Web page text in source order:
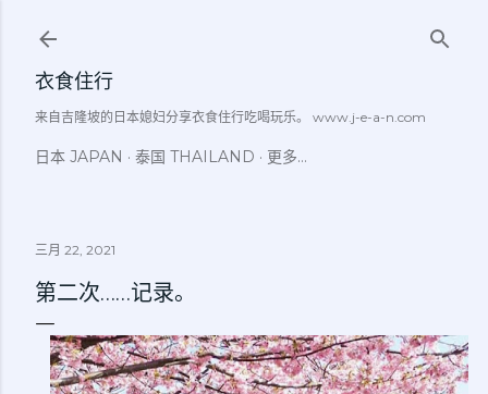
衣食住行
来自吉隆坡的日本媳妇分享衣食住行吃喝玩乐。 www.j-e-a-n.com
日本 JAPAN 泰国 THAILAND 更多…
三月 22, 2021
第二次……记录。